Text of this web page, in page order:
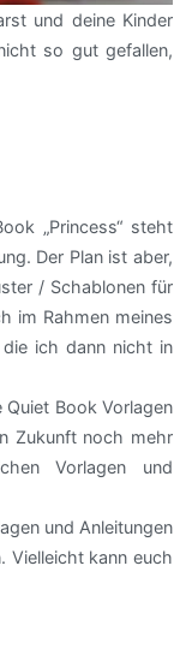
und deine Kinder
so gut gefallen,
„Princess“ steht
Der Plan ist aber,
/ Schablonen für
im Rahmen meines
ich dann nicht in
Book Vorlagen
Zukunft noch mehr
Vorlagen und
und Anleitungen
Vielleicht kann euch